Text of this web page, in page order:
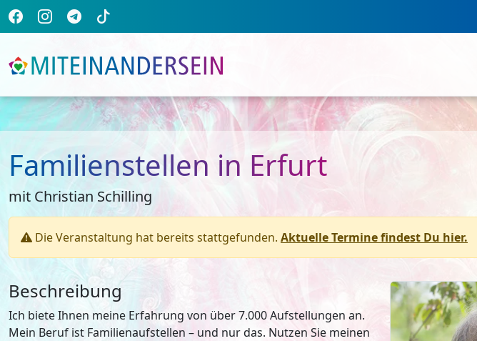
Familienstellen in Erfurt
mit Christian Schilling
Die Veranstaltung hat bereits stattgefunden. Aktuelle Termine findest Du hier.
Beschreibung
Ich biete Ihnen meine Erfahrung von über 7.000 Aufstellungen an.
Mein Beruf ist Familienaufstellen – und nur das. Nutzen Sie meinen